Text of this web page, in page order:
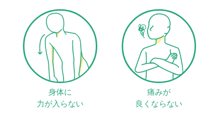
身体に
力が入らない
痛みが
良くならない